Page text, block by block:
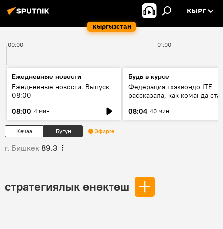
Кыргызстан
КЫРГ
00:00 01:00
Ежедневные новости
Ежедневные новости. Выпуск
08:00
08:00 4 мин
Будь в курсе
Федерация тхэквондо ITF
рассказала, как команда
08:04 40 мин
Кечээ Бүгүн Эфирге
г. Бишкек 89.3
стратегиялык өнөктөш